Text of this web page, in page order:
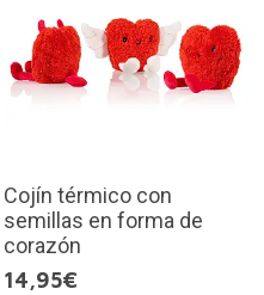
Cojín térmico con
semillas en forma de
corazón
14,95€